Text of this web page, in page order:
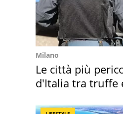
Milano
Le città più
d'Italia tra truffe